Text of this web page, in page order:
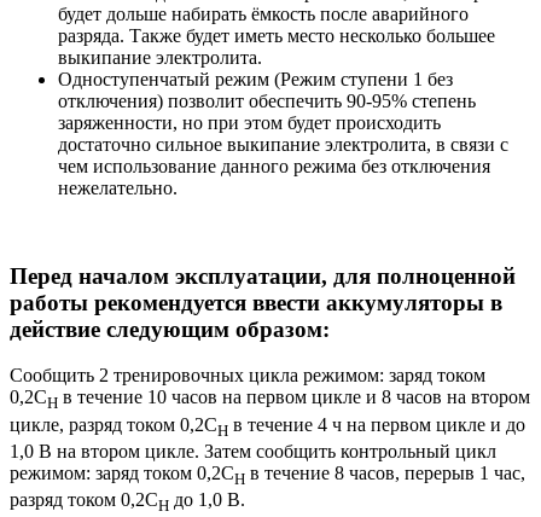
будет дольше набирать ёмкость после аварийного
разряда. Также будет иметь место несколько большее
выкипание электролита.
Одноступенчатый режим (Режим ступени 1 без
отключения) позволит обеспечить 90-95% степень
заряженности, но при этом будет происходить
достаточно сильное выкипание электролита, в связи с
чем использование данного режима без отключения
нежелательно.
Перед началом эксплуатации, для полноценной
работы рекомендуется ввести аккумуляторы в
действие следующим образом:
Сообщить 2 тренировочных цикла режимом: заряд током
0,2СН в течение 10 часов на первом цикле и 8 часов на втором
цикле, разряд током 0,2СН в течение 4 ч на первом цикле и до
1,0 В на втором цикле. Затем сообщить контрольный цикл
режимом: заряд током 0,2СН в течение 8 часов, перерыв 1 час,
разряд током 0,2СН до 1,0 В.